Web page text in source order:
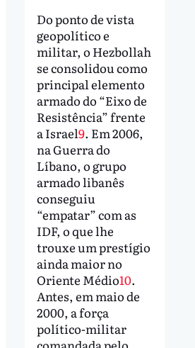
Do ponto de vista
geopolítico e
militar, o Hezbollah
se consolidou como
principal elemento
armado do “Eixo de
Resistência” frente
a Israel9. Em 2006,
na Guerra do
Líbano, o grupo
armado libanês
conseguiu
“empatar” com as
IDF, o que lhe
trouxe um prestígio
ainda maior no
Oriente Médio10.
Antes, em maio de
2000, a força
político-militar